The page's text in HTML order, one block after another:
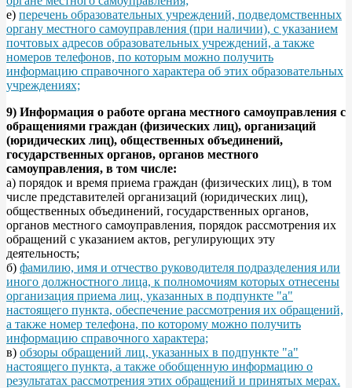
е) перечень образовательных учреждений, подведомственных
органу местного самоуправления (при наличии), с указанием
почтовых адресов образовательных учреждений, а также
номеров телефонов, по которым можно получить
информацию справочного характера об этих образовательных
учреждениях;
9) Информация о работе органа местного самоуправления с
обращениями граждан (физических лиц), организаций
(юридических лиц), общественных объединений,
государственных органов, органов местного
самоуправления, в том числе:
а) порядок и время приема граждан (физических лиц), в том
числе представителей организаций (юридических лиц),
общественных объединений, государственных органов,
органов местного самоуправления, порядок рассмотрения их
обращений с указанием актов, регулирующих эту
деятельность;
б) фамилию, имя и отчество руководителя подразделения или
иного должностного лица, к полномочиям которых отнесены
организация приема лиц, указанных в подпункте "а"
настоящего пункта, обеспечение рассмотрения их обращений,
а также номер телефона, по которому можно получить
информацию справочного характера;
в) обзоры обращений лиц, указанных в подпункте "а"
настоящего пункта, а также обобщенную информацию о
результатах рассмотрения этих обращений и принятых мерах.